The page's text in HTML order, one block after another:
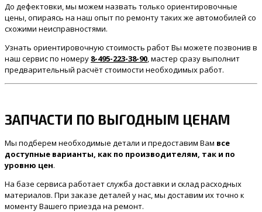
До дефектовки, мы можем назвать только ориентировочные
цены, опираясь на наш опыт по ремонту таких же автомобилей со
схожими неисправностями.
Узнать ориентировочную стоимость работ Вы можете позвонив в
наш сервис по номеру 8-495-223-38-90 , мастер сразу выполнит
предварительный расчёт стоимости необходимых работ.
ЗАПЧАСТИ ПО ВЫГОДНЫМ ЦЕНАМ
Мы подберем необходимые детали и предоставим Вам все
доступные варианты, как по производителям, так и по
уровню цен.
На базе сервиса работает служба доставки и склад расходных
материалов. При заказе деталей у нас, мы доставим их точно к
моменту Вашего приезда на ремонт.